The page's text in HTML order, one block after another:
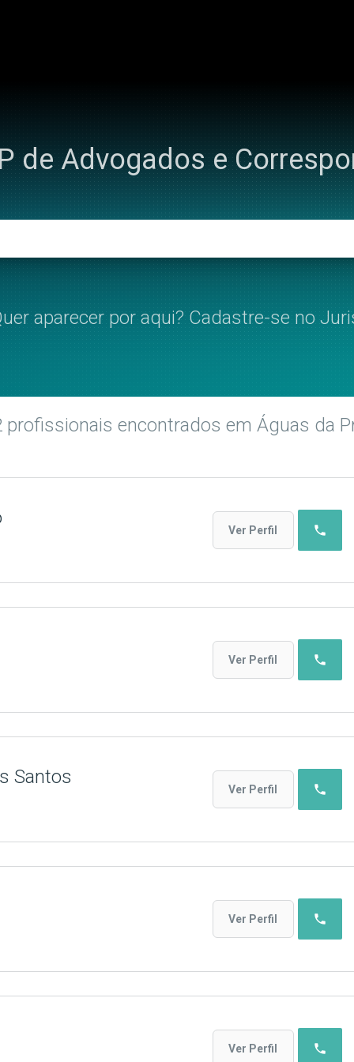
de Advogados e
aparecer por aqui? Cadastre-se no
profissionais encontrados em Águas da
Ver Perfil phone
Ver Perfil phone
Santos
Ver Perfil phone
Ver Perfil phone
Ver Perfil phone